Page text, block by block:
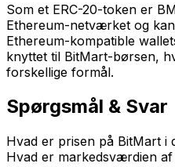
Som et ERC-20-token er
Ethereum-netværket og
Ethereum-kompatible
knyttet til BitMart-børsen,
forskellige formål.
Spørgsmål & Svar
Hvad er prisen på BitMart i
Hvad er markedsværdien af